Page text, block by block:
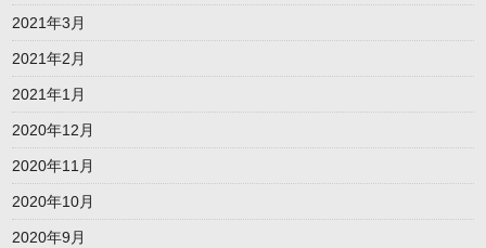
2021年3月
2021年2月
2021年1月
2020年12月
2020年11月
2020年10月
2020年9月